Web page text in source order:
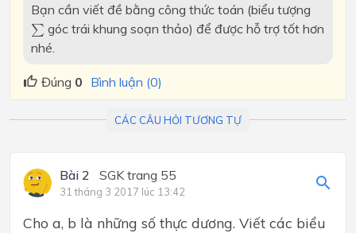
Bạn cần viết đề bằng công thức toán (biểu tượng
∑
∑ góc trái khung soạn thảo) để được hỗ trợ tốt hơn
nhé.
Đúng 0 Bình luận (0)
CÁC CÂU HỎI TƯƠNG TỰ
Bài 2 SGK trang 55
31 tháng 3 2017 lúc 13:42
Cho a, b là những số thực dương. Viết các biểu